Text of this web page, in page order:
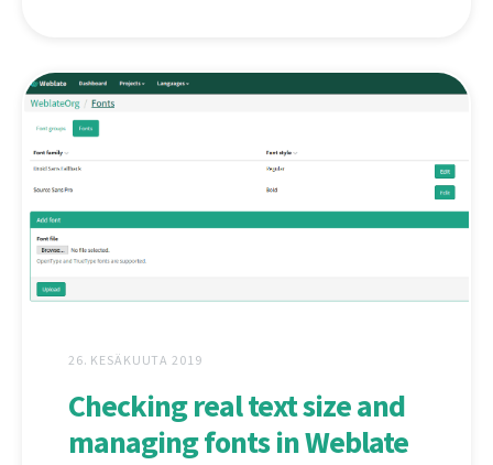
26. KESÄKUUTA 2019
Checking real text size and
managing fonts in Weblate